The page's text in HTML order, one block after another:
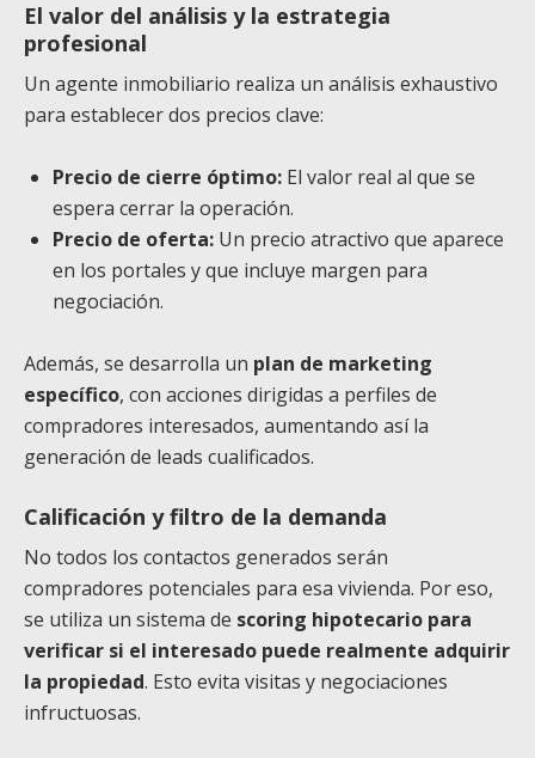
El valor del análisis y la estrategia
profesional
Un agente inmobiliario realiza un análisis exhaustivo
para establecer dos precios clave:
Precio de cierre óptimo: El valor real al que se
espera cerrar la operación.
Precio de oferta: Un precio atractivo que aparece
en los portales y que incluye margen para
negociación.
Además, se desarrolla un plan de marketing
específico, con acciones dirigidas a perfiles de
compradores interesados, aumentando así la
generación de leads cualificados.
Calificación y filtro de la demanda
No todos los contactos generados serán
compradores potenciales para esa vivienda. Por eso,
se utiliza un sistema de scoring hipotecario para
verificar si el interesado puede realmente adquirir
la propiedad. Esto evita visitas y negociaciones
infructuosas.